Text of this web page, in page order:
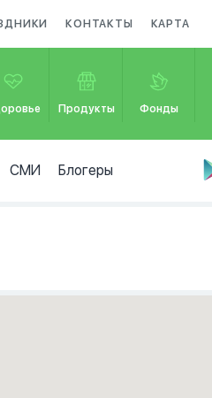
КОНТАКТЫ КАРТА
Продукты Фонды
СМИ Блогеры